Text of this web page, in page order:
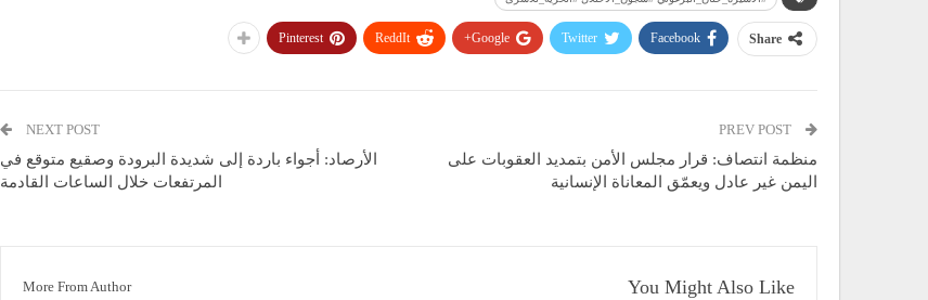
Share
Facebook
Twitter
Google+
ReddIt
Pinterest
منظمة انتصاف: قرار مجلس الأمن بتمديد العقوبات على
اليمن غير عادل ويعمّق المعاناة الإنسانية
NEXT POST
الأرصاد: أجواء باردة إلى شديدة البرودة وصقيع متوقع في
المرتفعات خلال الساعات القادمة
You Might Also Like
More From Author